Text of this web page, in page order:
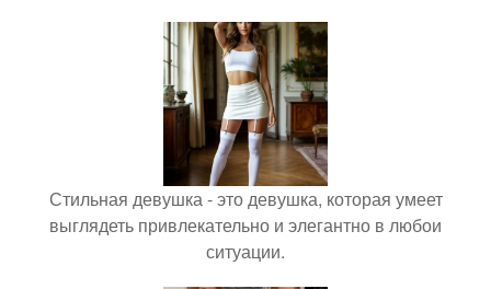
Стильная девушка - это девушка, которая умеет
выглядеть привлекательно и элегантно в любои
ситуации.